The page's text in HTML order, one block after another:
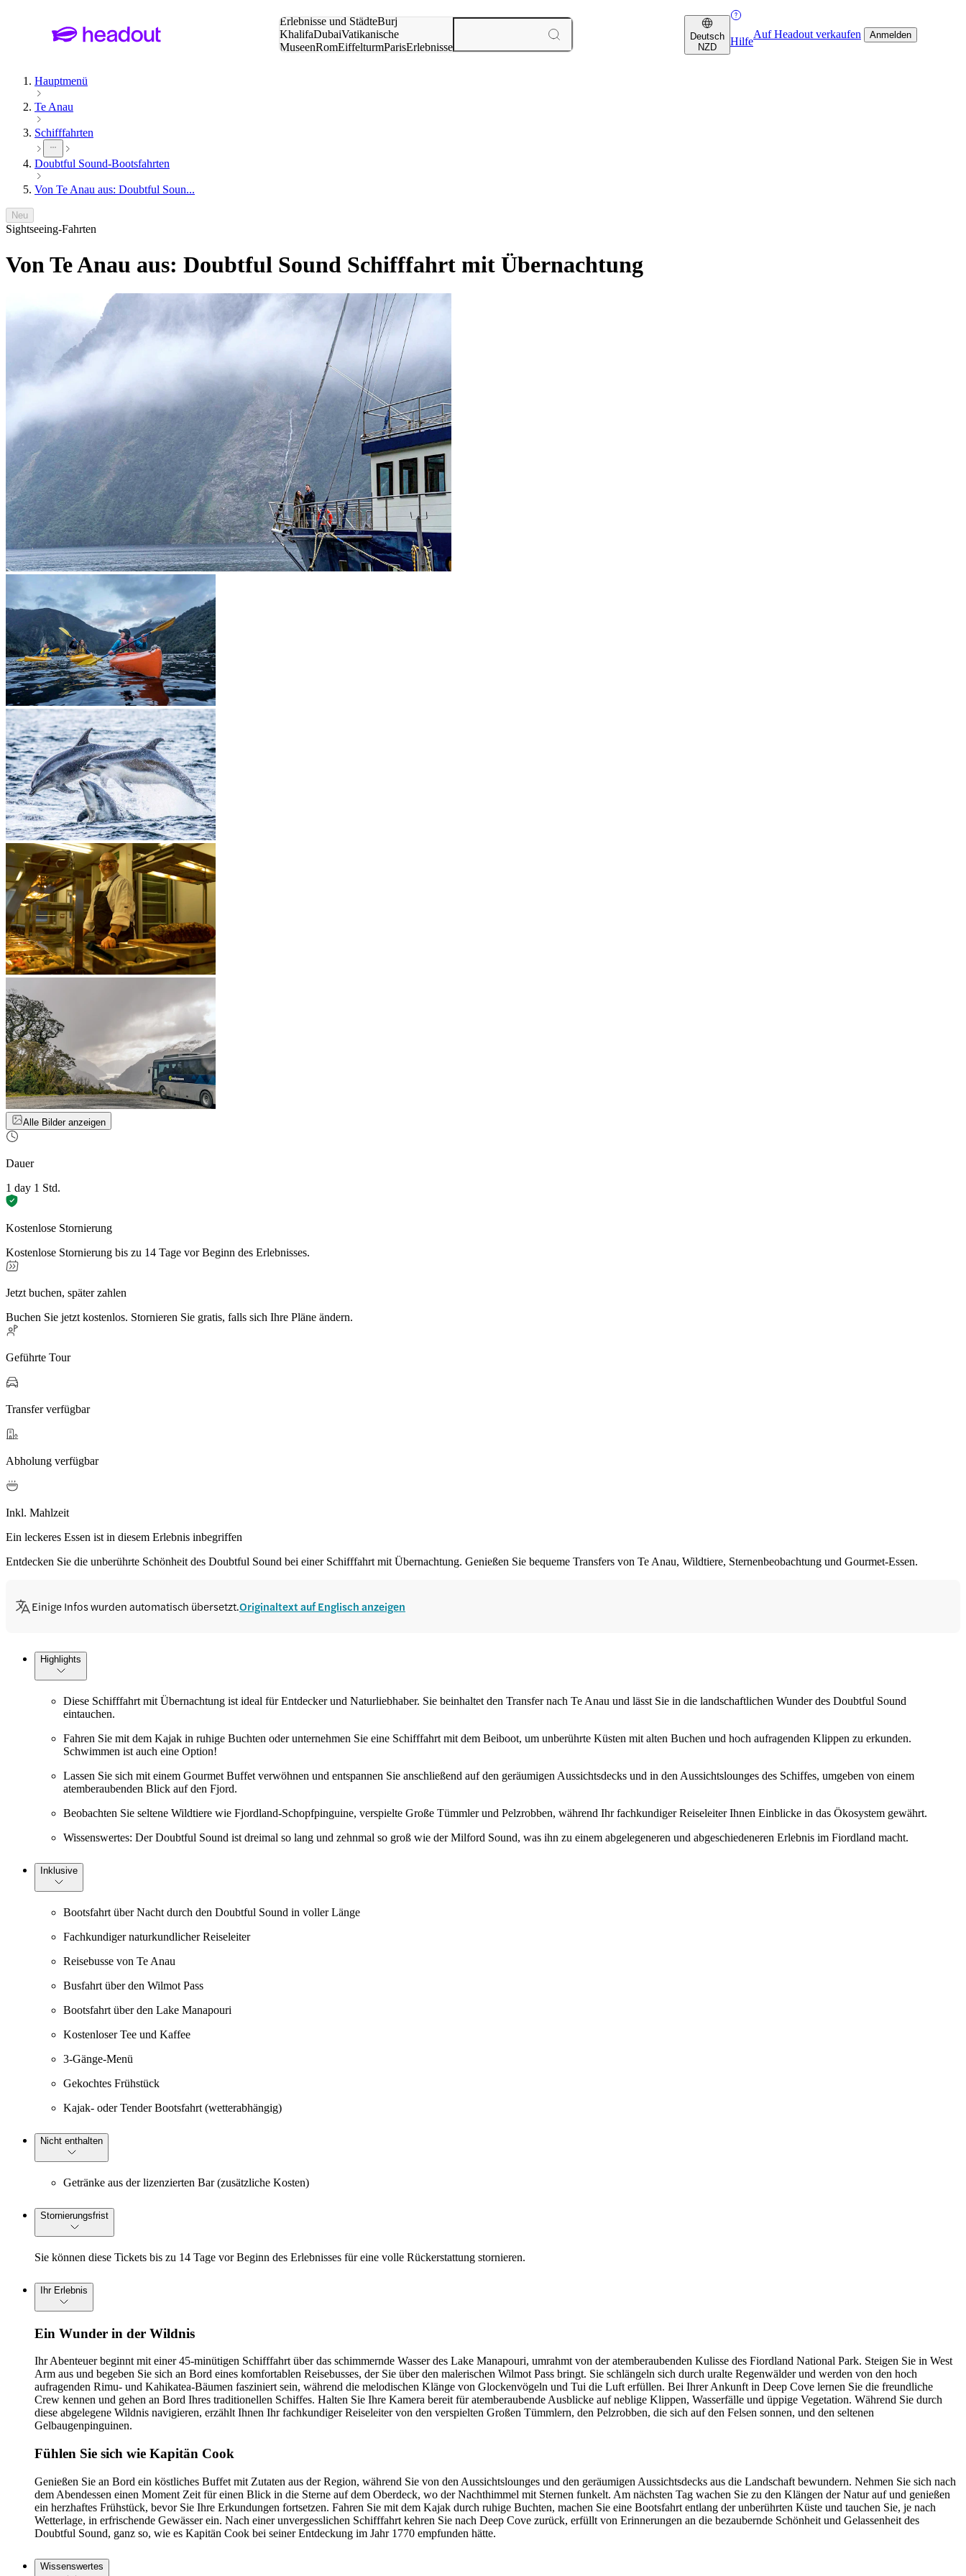
Erlebnisse und StädteBurj
KhalifaDubaiVatikanische
MuseenRomEiffelturmParisErlebnisse
Deutsch
NZD
Hilfe
Auf Headout verkaufen Anmelden
Hauptmenü
Te Anau
Schifffahrten
Doubtful Sound-Bootsfahrten
Von Te Anau aus: Doubtful Soun...
Neu
Sightseeing-Fahrten
Von Te Anau aus: Doubtful Sound Schifffahrt mit Übernachtung
Alle Bilder anzeigen
Dauer
1 day 1 Std.
Kostenlose Stornierung
Kostenlose Stornierung bis zu 14 Tage vor Beginn des Erlebnisses.
Jetzt buchen, später zahlen
Buchen Sie jetzt kostenlos. Stornieren Sie gratis, falls sich Ihre Pläne ändern.
Geführte Tour
Transfer verfügbar
Abholung verfügbar
Inkl. Mahlzeit
Ein leckeres Essen ist in diesem Erlebnis inbegriffen
Entdecken Sie die unberührte Schönheit des Doubtful Sound bei einer Schifffahrt mit Übernachtung. Genießen Sie bequeme Transfers von Te Anau, Wildtiere, Sternenbeobachtung und Gourmet-Essen.
Einige Infos wurden automatisch übersetzt.Originaltext auf Englisch anzeigen
Highlights
Diese Schifffahrt mit Übernachtung ist ideal für Entdecker und Naturliebhaber. Sie beinhaltet den Transfer nach Te Anau und lässt Sie in die landschaftlichen Wunder des Doubtful Sound
eintauchen.
Fahren Sie mit dem Kajak in ruhige Buchten oder unternehmen Sie eine Schifffahrt mit dem Beiboot, um unberührte Küsten mit alten Buchen und hoch aufragenden Klippen zu erkunden.
Schwimmen ist auch eine Option!
Lassen Sie sich mit einem Gourmet Buffet verwöhnen und entspannen Sie anschließend auf den geräumigen Aussichtsdecks und in den Aussichtslounges des Schiffes, umgeben von einem
atemberaubenden Blick auf den Fjord.
Beobachten Sie seltene Wildtiere wie Fjordland-Schopfpinguine, verspielte Große Tümmler und Pelzrobben, während Ihr fachkundiger Reiseleiter Ihnen Einblicke in das Ökosystem gewährt.
Wissenswertes: Der Doubtful Sound ist dreimal so lang und zehnmal so groß wie der Milford Sound, was ihn zu einem abgelegeneren und abgeschiedeneren Erlebnis im Fiordland macht.
Inklusive
Bootsfahrt über Nacht durch den Doubtful Sound in voller Länge
Fachkundiger naturkundlicher Reiseleiter
Reisebusse von Te Anau
Busfahrt über den Wilmot Pass
Bootsfahrt über den Lake Manapouri
Kostenloser Tee und Kaffee
3-Gänge-Menü
Gekochtes Frühstück
Kajak- oder Tender Bootsfahrt (wetterabhängig)
Nicht enthalten
Getränke aus der lizenzierten Bar (zusätzliche Kosten)
Stornierungsfrist
Sie können diese Tickets bis zu 14 Tage vor Beginn des Erlebnisses für eine volle Rückerstattung stornieren.
Ihr Erlebnis
Ein Wunder in der Wildnis
Ihr Abenteuer beginnt mit einer 45-minütigen Schifffahrt über das schimmernde Wasser des Lake Manapouri, umrahmt von der atemberaubenden Kulisse des Fiordland National Park. Steigen Sie in West
Arm aus und begeben Sie sich an Bord eines komfortablen Reisebusses, der Sie über den malerischen Wilmot Pass bringt. Sie schlängeln sich durch uralte Regenwälder und werden von den hoch
aufragenden Rimu- und Kahikatea-Bäumen fasziniert sein, während die melodischen Klänge von Glockenvögeln und Tui die Luft erfüllen. Bei Ihrer Ankunft in Deep Cove lernen Sie die freundliche
Crew kennen und gehen an Bord Ihres traditionellen Schiffes. Halten Sie Ihre Kamera bereit für atemberaubende Ausblicke auf neblige Klippen, Wasserfälle und üppige Vegetation. Während Sie durch
diese abgelegene Wildnis navigieren, erzählt Ihnen Ihr fachkundiger Reiseleiter von den verspielten Großen Tümmlern, den Pelzrobben, die sich auf den Felsen sonnen, und den seltenen
Gelbaugenpinguinen.
Fühlen Sie sich wie Kapitän Cook
Genießen Sie an Bord ein köstliches Buffet mit Zutaten aus der Region, während Sie von den Aussichtslounges und den geräumigen Aussichtsdecks aus die Landschaft bewundern. Nehmen Sie sich nach
dem Abendessen einen Moment Zeit für einen Blick in die Sterne auf dem Oberdeck, wo der Nachthimmel mit Sternen funkelt. Am nächsten Tag wachen Sie zu den Klängen der Natur auf und genießen
ein herzhaftes Frühstück, bevor Sie Ihre Erkundungen fortsetzen. Fahren Sie mit dem Kajak durch ruhige Buchten, machen Sie eine Bootsfahrt entlang der unberührten Küste und tauchen Sie, je nach
Wetterlage, in erfrischende Gewässer ein. Nach einer unvergesslichen Schifffahrt kehren Sie nach Deep Cove zurück, erfüllt von Erinnerungen an die bezaubernde Schönheit und Gelassenheit des
Doubtful Sound, ganz so, wie es Kapitän Cook bei seiner Entdeckung im Jahr 1770 empfunden hätte.
Wissenswertes